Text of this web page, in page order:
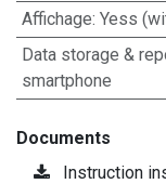
Affichage: Yess
Data storage &
smartphone
Documents
Instruction